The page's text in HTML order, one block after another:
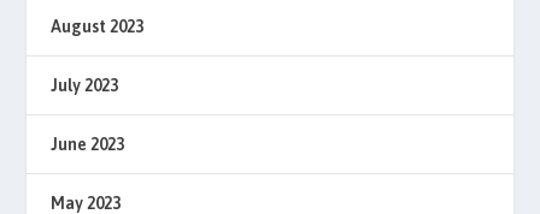
August 2023
July 2023
June 2023
May 2023